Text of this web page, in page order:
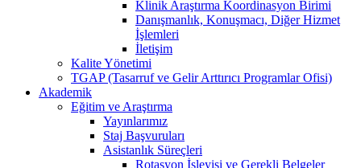
Klinik Araştırma Koordinasyon Birimi
Danışmanlık, Konuşmacı, Diğer Hizmet
İşlemleri
İletişim
Kalite Yönetimi
TGAP (Tasarruf ve Gelir Arttırıcı Programlar Ofisi)
Akademik
Eğitim ve Araştırma
Yayınlarımız
Staj Başvuruları
Asistanlık Süreçleri
Rotasyon İşleyişi ve Gerekli Belgeler